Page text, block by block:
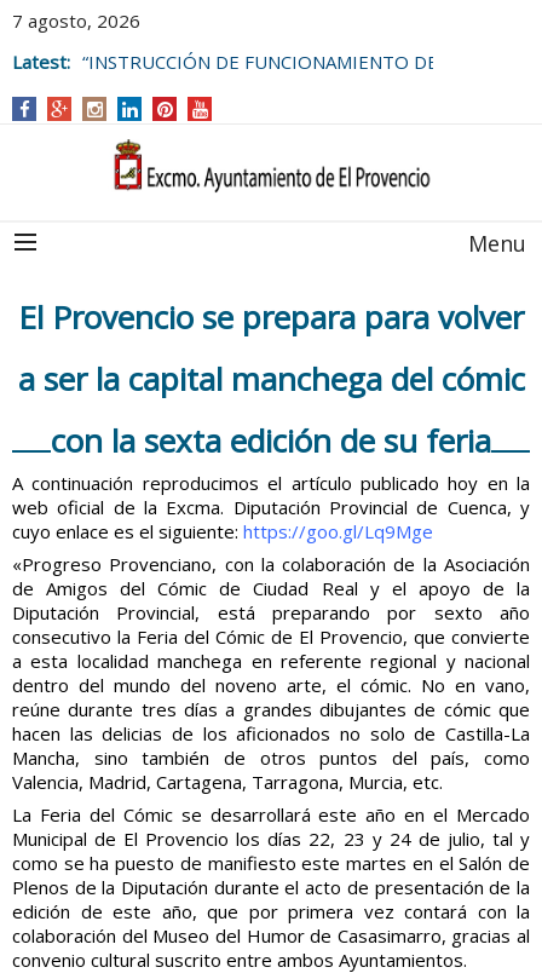
7 agosto, 2026
Latest: “INSTRUCCIÓN DE FUNCIONAMIENTO DE
AYUNTAMIENTO DE EL PROVENCIO
Menu
El Provencio se prepara para volver
a ser la capital manchega del cómic
con la sexta edición de su feria
A continuación reproducimos el artículo publicado hoy en la
web oficial de la Excma. Diputación Provincial de Cuenca, y
cuyo enlace es el siguiente: https://goo.gl/Lq9Mge
«Progreso Provenciano, con la colaboración de la Asociación
de Amigos del Cómic de Ciudad Real y el apoyo de la
Diputación Provincial, está preparando por sexto año
consecutivo la Feria del Cómic de El Provencio, que convierte
a esta localidad manchega en referente regional y nacional
dentro del mundo del noveno arte, el cómic. No en vano,
reúne durante tres días a grandes dibujantes de cómic que
hacen las delicias de los aficionados no solo de Castilla-La
Mancha, sino también de otros puntos del país, como
Valencia, Madrid, Cartagena, Tarragona, Murcia, etc.
La Feria del Cómic se desarrollará este año en el Mercado
Municipal de El Provencio los días 22, 23 y 24 de julio, tal y
como se ha puesto de manifiesto este martes en el Salón de
Plenos de la Diputación durante el acto de presentación de la
edición de este año, que por primera vez contará con la
colaboración del Museo del Humor de Casasimarro, gracias al
convenio cultural suscrito entre ambos Ayuntamientos.